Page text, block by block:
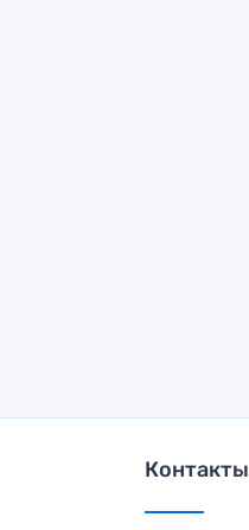
Контакты